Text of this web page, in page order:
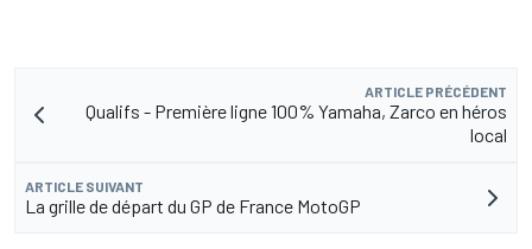
ARTICLE PRÉCÉDENT
Qualifs - Première ligne 100% Yamaha, Zarco en héros
local
ARTICLE SUIVANT
La grille de départ du GP de France MotoGP